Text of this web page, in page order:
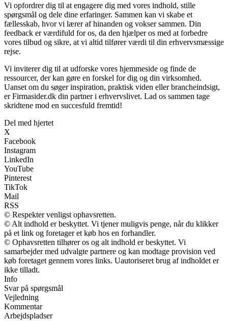
Vi opfordrer dig til at engagere dig med vores indhold, stille
spørgsmål og dele dine erfaringer. Sammen kan vi skabe et
fællesskab, hvor vi lærer af hinanden og vokser sammen. Din
feedback er værdifuld for os, da den hjælper os med at forbedre
vores tilbud og sikre, at vi altid tilfører værdi til din erhvervsmæssige
rejse.
Vi inviterer dig til at udforske vores hjemmeside og finde de
ressourcer, der kan gøre en forskel for dig og din virksomhed.
Uanset om du søger inspiration, praktisk viden eller brancheindsigt,
er Firmasider.dk din partner i erhvervslivet. Lad os sammen tage
skridtene mod en succesfuld fremtid!
Del med hjertet
X
Facebook
Instagram
LinkedIn
YouTube
Pinterest
TikTok
Mail
RSS
© Respekter venligst ophavsretten.
© Alt indhold er beskyttet. Vi tjener muligvis penge, når du klikker
på et link og foretager et køb hos en forhandler.
© Ophavsretten tilhører os og alt indhold er beskyttet. Vi
samarbejder med udvalgte partnere og kan modtage provision ved
køb foretaget gennem vores links. Uautoriseret brug af indholdet er
ikke tilladt.
Info
Svar på spørgsmål
Vejledning
Kommentar
Arbejdspladser